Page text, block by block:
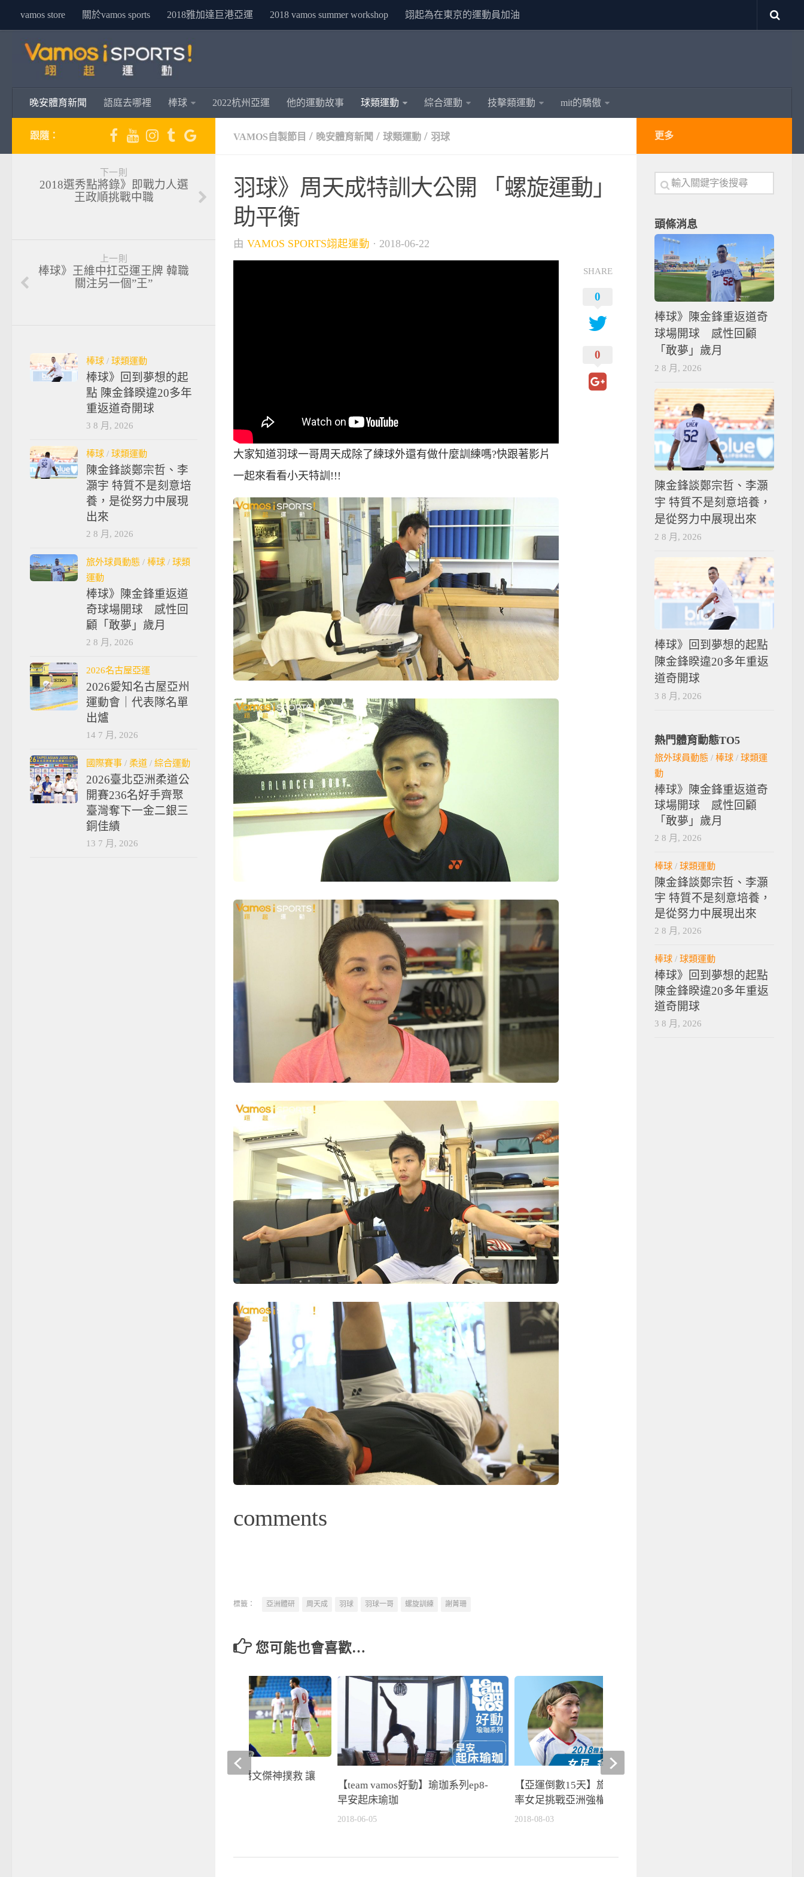
vamos store 關於vamos sports 2018雅加達巨港亞運 2018 vamos summer workshop 翊起為在東京的運動員加油
晚安體育新聞 語庭去哪裡 棒球 2022杭州亞運 他的運動故事 球類運動 綜合運動 技擊類運動 mit的驕傲
VAMOS自製節目 / 晚安體育新聞 / 球類運動 / 羽球
羽球》周天成特訓大公開 「螺旋運動」
助平衡
由 VAMOS SPORTS翊起運動 · 2018-06-22
大家知道羽球一哥周天成除了練球外還有做什麼訓練嗎?快跟著影片
一起來看看小天特訓!!!
comments
SHARE
0
0
標籤： 亞洲體研 周天成 羽球 羽球一哥 螺旋訓練 謝菁珊
您可能也會喜歡…
【team vamos好動】瑜珈系列ep8-
早安起床瑜珈
2018-06-05
【亞運倒數15天】旅外球星余秀菁
率女足挑戰亞洲強權
2018-08-03
足球》温智豪破門潘文傑神撲救 讓
跟隨：
下一則
2018選秀點將錄》即戰力人選
王政順挑戰中職
上一則
棒球》王維中扛亞運王牌 韓職
關注另一個”王”
棒球 / 球類運動
棒球》回到夢想的起
點 陳金鋒睽違20多年
重返道奇開球
3 8 月, 2026
棒球 / 球類運動
陳金鋒談鄭宗哲、李
灝宇 特質不是刻意培
養，是從努力中展現
出來
2 8 月, 2026
旅外球員動態 / 棒球 / 球類
運動
棒球》陳金鋒重返道
奇球場開球 感性回
顧「敢夢」歲月
2 8 月, 2026
2026名古屋亞運
2026愛知名古屋亞州
運動會｜代表隊名單
出爐
14 7 月, 2026
國際賽事 / 柔道 / 綜合運動
2026臺北亞洲柔道公
開賽236名好手齊聚
臺灣奪下一金二銀三
銅佳績
13 7 月, 2026
更多
頭條消息
棒球》陳金鋒重返道奇
球場開球 感性回顧
「敢夢」歲月
2 8 月, 2026
陳金鋒談鄭宗哲、李灝
宇 特質不是刻意培養，
是從努力中展現出來
2 8 月, 2026
棒球》回到夢想的起點
陳金鋒睽違20多年重返
道奇開球
3 8 月, 2026
熱門體育動態TO5
旅外球員動態 / 棒球 / 球類運
動
棒球》陳金鋒重返道奇
球場開球 感性回顧
「敢夢」歲月
2 8 月, 2026
棒球 / 球類運動
陳金鋒談鄭宗哲、李灝
宇 特質不是刻意培養，
是從努力中展現出來
2 8 月, 2026
棒球 / 球類運動
棒球》回到夢想的起點
陳金鋒睽違20多年重返
道奇開球
3 8 月, 2026